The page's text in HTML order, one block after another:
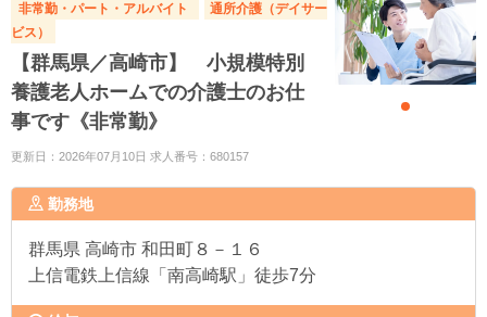
非常勤・パート・アルバイト
通所介護（デイサー
ビス）
【群馬県／高崎市】 小規模特別
養護老人ホームでの介護士のお仕
事です《非常勤》
更新日：2026年07月10日 求人番号：680157
勤務地
群馬県 高崎市 和田町８－１６
上信電鉄上信線「南高崎駅」徒歩7分